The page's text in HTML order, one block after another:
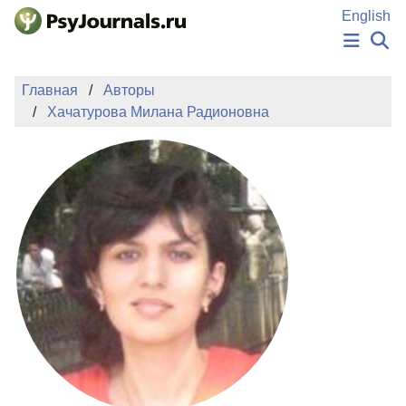
Перейти к основному содержанию
English
ИЗДАНИЯ
АВТОРЫ
ПОДАТЬ РУКОПИСЬ
БАЗА ЗНАНИЙ
КЛЮЧЕВЫЕ СЛОВА
Регистрация
Главная
Авторы
Хачатурова Милана Радионовна